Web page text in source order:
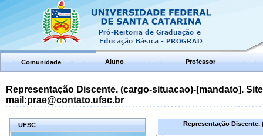
Comunidade Aluno Professor
Representação Discente. (cargo-situacao)-[mandato].
mail:prae@contato.ufsc.br
UFSC Representação Discente.